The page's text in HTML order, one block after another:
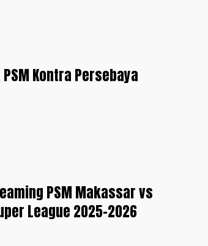
Kontra Persebaya
PSM Makassar vs
League 2025-2026